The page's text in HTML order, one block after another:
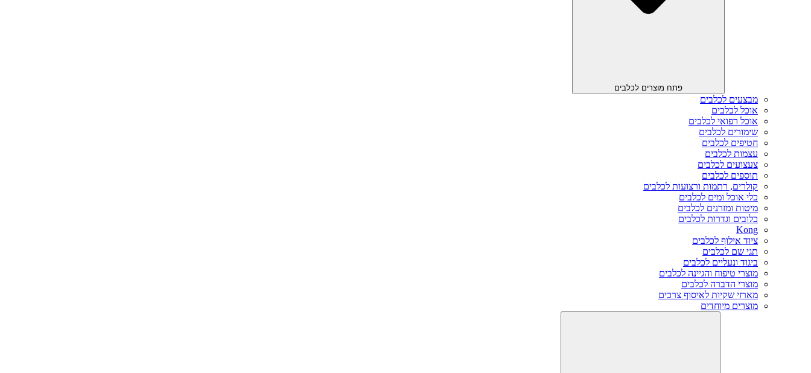
פתח מוצרים לכלבים
מבצעים לכלבים
אוכל לכלבים
אוכל רפואי לכלבים
שימורים לכלבים
חטיפים לכלבים
עצמות לכלבים
צעצועים לכלבים
תוספים לכלבים
קולרים, רתמות ורצועות לכלבים
כלי אוכל ומים לכלבים
מיטות ומזרנים לכלבים
כלובים וגדרות לכלבים
Kong
ציוד אילוף לכלבים
תגי שם לכלבים
ביגוד ונעליים לכלבים
מוצרי טיפוח והגיינה לכלבים
מוצרי הדברה לכלבים
מארזי שקיות לאיסוף צרכים
מוצרים מיוחדים